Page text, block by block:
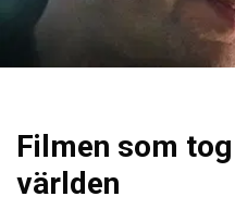
Filmen som
världen